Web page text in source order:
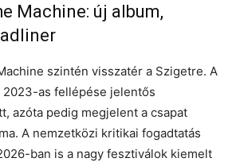
Machine: új album,
szintén visszatér a Szigetre. A
as fellépése jelentős
azóta pedig megjelent a csapat
A nemzetközi kritikai fogadtatás
ban is a nagy fesztiválok kiemelt